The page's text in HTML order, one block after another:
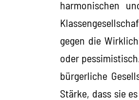
harmonischen
gegen die
oder
bürgerliche
Stärke, dass sie